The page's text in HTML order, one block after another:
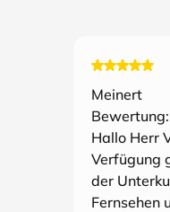
Meinert
Bewertung:
Hallo Herr
Verfügung
der
Fernsehen